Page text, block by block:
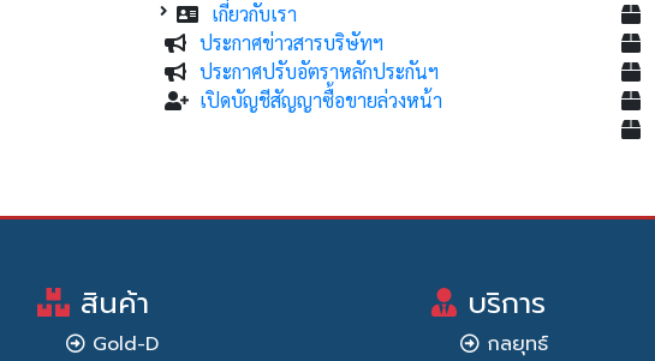
เกี่ยวกับเรา
ประกาศข่าวสารบริษัทฯ
ประกาศปรับอัตราหลักประกันฯ
เปิดบัญชีสัญญาซื้อขายล่วงหน้า
สินค้า
Gold-D
บริการ
กลยุทธ์